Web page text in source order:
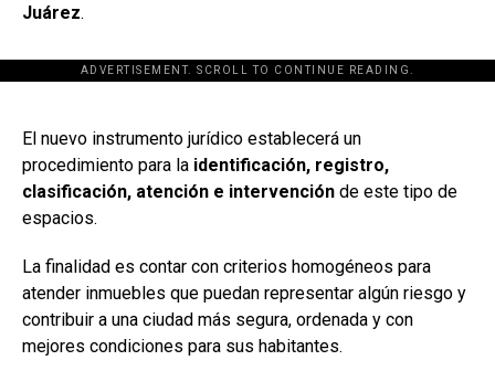
Juárez.
ADVERTISEMENT. SCROLL TO CONTINUE READING.
[adsforwp id="243463"]
El nuevo instrumento jurídico establecerá un
procedimiento para la identificación, registro,
clasificación, atención e intervención de este tipo de
espacios.
La finalidad es contar con criterios homogéneos para
atender inmuebles que puedan representar algún riesgo y
contribuir a una ciudad más segura, ordenada y con
mejores condiciones para sus habitantes.